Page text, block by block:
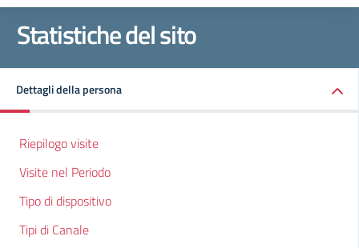
Statistiche del sito
Dettagli della persona
Riepilogo visite
Visite nel Periodo
Tipo di dispositivo
Tipi di Canale